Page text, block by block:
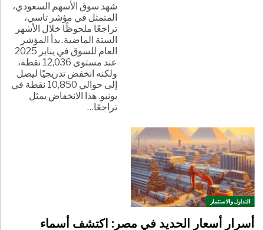
شهد سوق الأسهم السعودي،
المتمثل في مؤشر تاسي،
تراجعًا ملحوظًا خلال الأشهر
الستة الماضية. بدأ المؤشر
العام للسوق في يناير 2025
عند مستوى 12,036 نقطة،
ولكنه انخفض تدريجيًا ليصل
إلى حوالي 10,850 نقطة في
يونيو. هذا الانخفاض يمثل
تراجعًا…
التداول والاستثمار
أسرار أسعار الحديد في مصر: اكتشف أسماء